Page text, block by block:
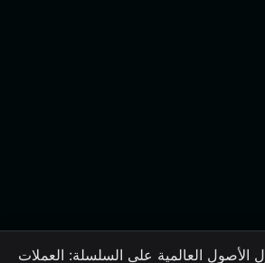
الأصول العالمية على السلسلة: العملات